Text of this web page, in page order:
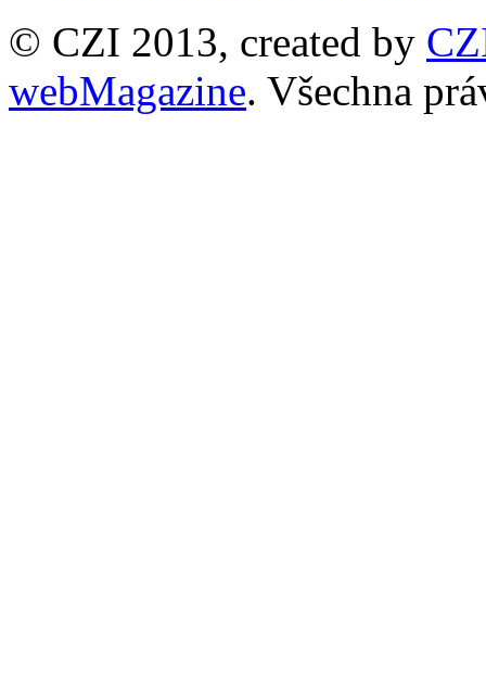
© CZI 2013, created by
webMagazine. Všechna